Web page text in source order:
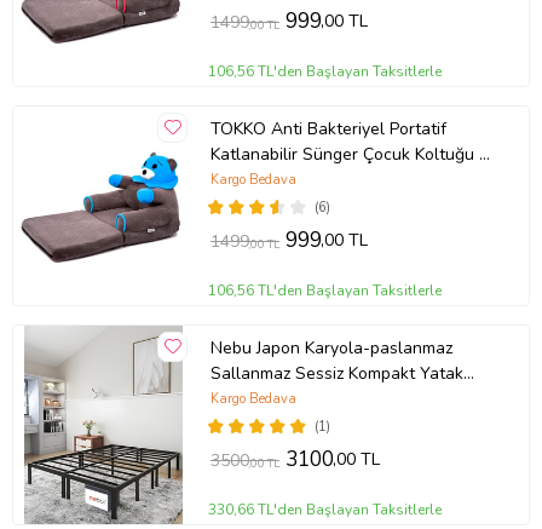
1499,00 TL 999,00 TL
106,56 TL'den Başlayan Taksitlerle
TOKKO Anti Bakteriyel Portatif
Katlanabilir Sünger Çocuk Koltuğu -
Panda, Ayıcık Koltuk - Elyaf Dolgulu
Çocuk Yatağı (Mavi)
(6)
Kargo Bedava
1499,00 TL 999,00 TL
106,56 TL'den Başlayan Taksitlerle
Nebu Japon Karyola-paslanmaz
Sallanmaz Sessiz Kompakt Yatak
Karyolası
(1)
Kargo Bedava
3500,00 TL 3100,00 TL
330,66 TL'den Başlayan Taksitlerle